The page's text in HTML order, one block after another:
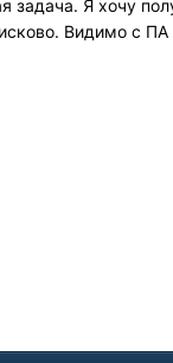
задача. Я хочу
Видимо с ПА